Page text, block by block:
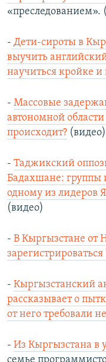
«преследованием».
- Дети-сироты в
выучить
научиться кройке
- Массовые
автономной
происходит? (видео)
- Таджикский
Бадахшане: группы
одному из лидеров
(видео)
- В Кыргызстане от
- Кыргызстанский
рассказывает о
от него требовали
- Из Кыргызстана в